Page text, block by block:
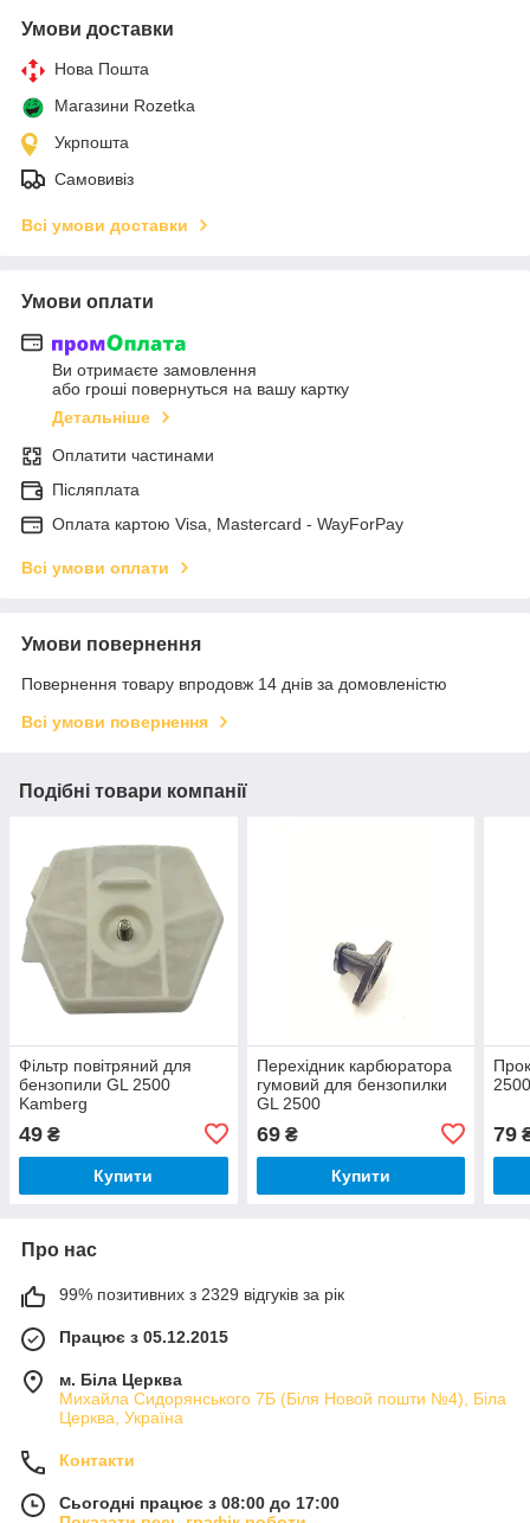
Умови доставки
Нова Пошта
Магазини Rozetka
Укрпошта
Самовивіз
Всі умови доставки
Умови оплати
Ви отримаєте замовлення
або гроші повернуться на вашу картку
Детальніше
Оплатити частинами
Післяплата
Оплата картою Visa, Mastercard - WayForPay
Всі умови оплати
Умови повернення
Повернення товару впродовж 14 днів за домовленістю
Всі умови повернення
Подібні товари компанії
Фільтр повітряний для
бензопили GL 2500
Kamberg
49 ₴
Купити
Перехідник карбюратора
гумовий для бензопилки
GL 2500
69₴
Купити
79
Про нас
99% позитивних з 2329 відгуків за рік
Працює з 05.12.2015
м. Біла Церква
Михайла Сидорянського 7Б (Біля Новой пошти №4), Біла
Церква, Україна
Контакти
Сьогодні працює з 08:00 до 17:00